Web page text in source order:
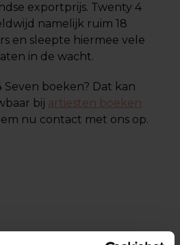
exportprijs. Twenty 4
namelijk ruim 18
en sleepte hiermee vele
in de wacht.
Seven boeken? Dat kan
bij artiesten boeken
nu contact met ons op.